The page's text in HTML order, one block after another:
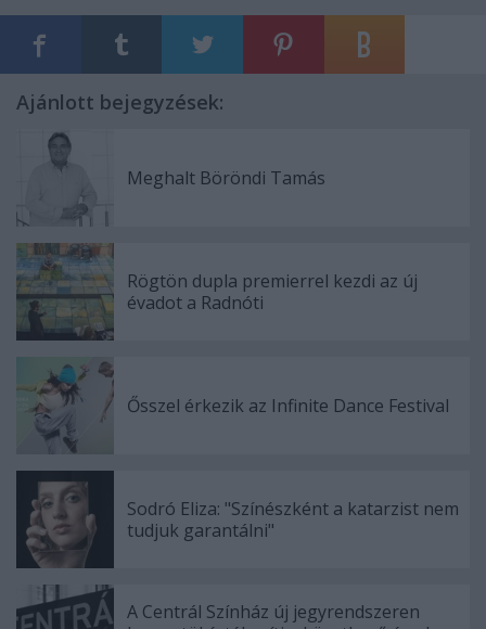
Ajánlott bejegyzések:
Meghalt Böröndi Tamás
Rögtön dupla premierrel kezdi az új
évadot a Radnóti
Ősszel érkezik az Infinite Dance Festival
Sodró Eliza: "Színészként a katarzist nem
tudjuk garantálni"
A Centrál Színház új jegyrendszeren